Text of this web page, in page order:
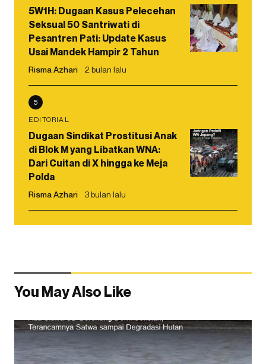
5W1H: Dugaan Kasus Pelecehan
Seksual 50 Santriwati di
Pesantren Pati: Update Kasus
Usai Mandek Hampir 2 Tahun
Risma Azhari 2 bulan lalu
5
EDITORIAL
Dugaan Sindikat Prostitusi Anak
di Blok M yang Libatkan WNA:
Dari Cuitan di X hingga ke Meja
Polda
Risma Azhari 3 bulan lalu
You May Also Like